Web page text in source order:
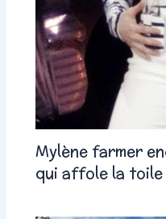
Mylène farmer
qui affole la toile